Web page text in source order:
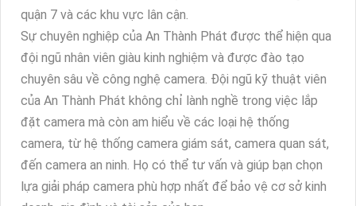
quận 7 và các khu vực lân cận.
Sự chuyên nghiệp của An Thành Phát được thể hiện qua
đội ngũ nhân viên giàu kinh nghiệm và được đào tạo
chuyên sâu về công nghệ camera. Đội ngũ kỹ thuật viên
của An Thành Phát không chỉ lành nghề trong việc lắp
đặt camera mà còn am hiểu về các loại hệ thống
camera, từ hệ thống camera giám sát, camera quan sát,
đến camera an ninh. Họ có thể tư vấn và giúp bạn chọn
lựa giải pháp camera phù hợp nhất để bảo vệ cơ sở kinh